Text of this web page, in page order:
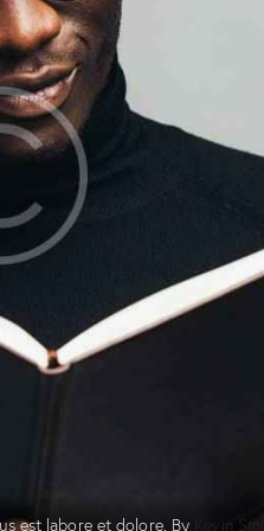
est labore et dolore. By Kevin